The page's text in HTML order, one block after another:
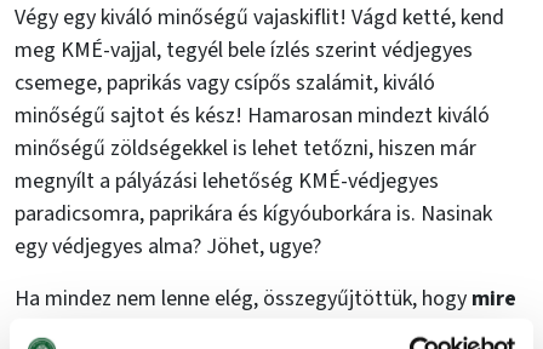
Végy egy kiváló minőségű vajaskiflit! Vágd ketté, kend
meg KMÉ-vajjal, tegyél bele ízlés szerint védjegyes
csemege, paprikás vagy csípős szalámit, kiváló
minőségű sajtot és kész! Hamarosan mindezt kiváló
minőségű zöldségekkel is lehet tetőzni, hiszen már
megnyílt a pályázási lehetőség KMÉ-védjegyes
paradicsomra, paprikára és kígyóuborkára is. Nasinak
egy védjegyes alma? Jöhet, ugye?
Ha mindez nem lenne elég, összegyűjtöttük, hogy mire
érdemes még figyelni,
amikor útravalót készítünk egy